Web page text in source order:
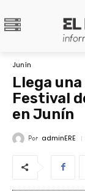
Junín
Llega
Festival
en Junín
Por adminERE